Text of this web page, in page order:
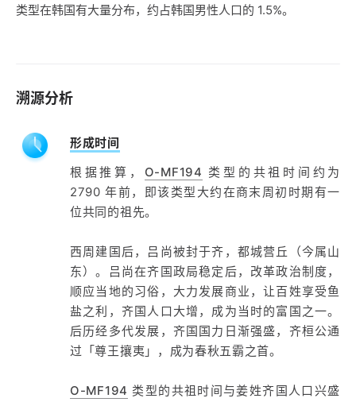
类型在韩国有大量分布，约占韩国男性人口的 1.5%。
溯源分析
形成时间
根据推算， O-MF194 类型的共祖时间约为
2790 年前，即该类型大约在商末周初时期有一
位共同的祖先。
西周建国后，吕尚被封于齐，都城营丘（今属山
东）。吕尚在齐国政局稳定后，改革政治制度，
顺应当地的习俗，大力发展商业，让百姓享受鱼
盐之利，齐国人口大增，成为当时的富国之一。
后历经多代发展，齐国国力日渐强盛，齐桓公通
过「尊王攘夷」，成为春秋五霸之首。
O-MF194 类型的共祖时间与姜姓齐国人口兴盛